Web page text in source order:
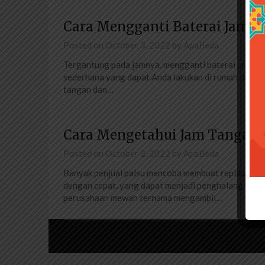
Cara Mengganti Baterai Jam
Posted on October 3, 2022 by ApaBeda
Tergantung pada jamnya, mengganti baterai untuk
sederhana yang dapat Anda lakukan di rumah
tangan dan…
Cara Mengetahui Jam Tangan
Posted on October 2, 2022 by ApaBeda
Banyak penjual palsu mencoba membuat replika
dengan cepat, yang dapat menjadi penghalang
perusahaan mewah ternama mengambil…